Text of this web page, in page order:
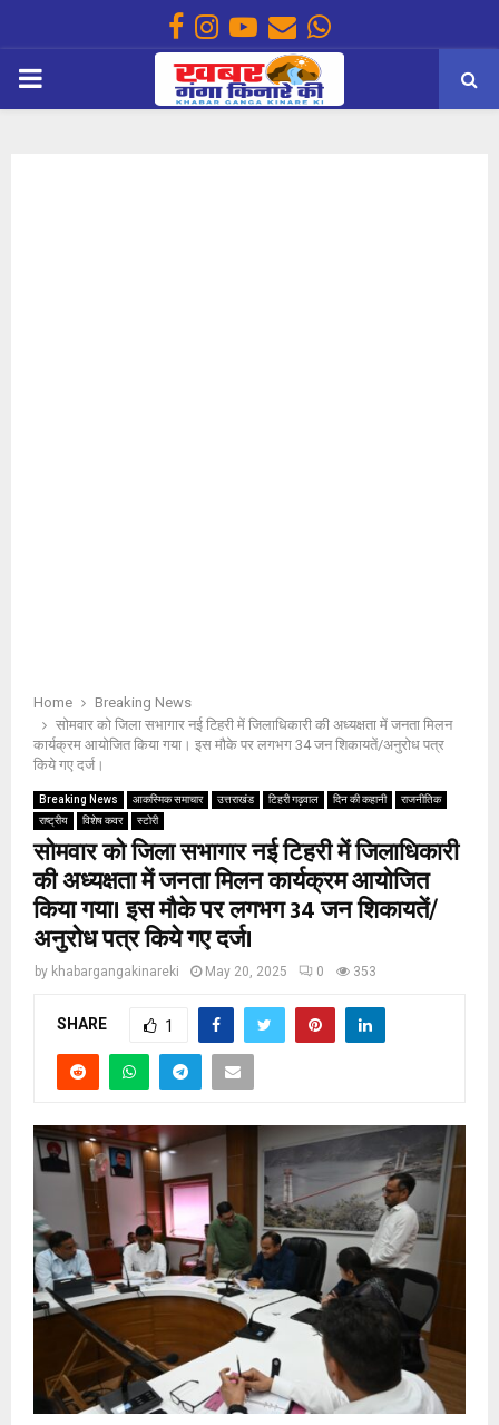
Facebook
Instagram
Youtube
EmailWhatsapp
PRIMARY
Home
Breaking News
सोमवार को जिला सभागार नई टिहरी में जिलाधिकारी की अध्यक्षता में जनता मिलन
कार्यक्रम आयोजित किया गया। इस मौके पर लगभग 34 जन शिकायतें/अनुरोध पत्र
किये गए दर्ज।
Breaking News आकस्मिक समाचार उत्तराखंड टिहरी गढ़वाल दिन की कहानी
राजनीतिक
राष्ट्रीय
विशेष कवर स्टोरी
सोमवार को जिला सभागार नई टिहरी में जिलाधिकारी
की अध्यक्षता में जनता मिलन कार्यक्रम आयोजित
किया गया। इस मौके पर लगभग 34 जन शिकायतें/
अनुरोध पत्र किये गए दर्ज।
by khabargangakinareki May 20, 2025 0 353
SHARE 1